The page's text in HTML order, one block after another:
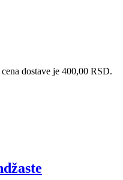
dostave je 400,00 RSD.